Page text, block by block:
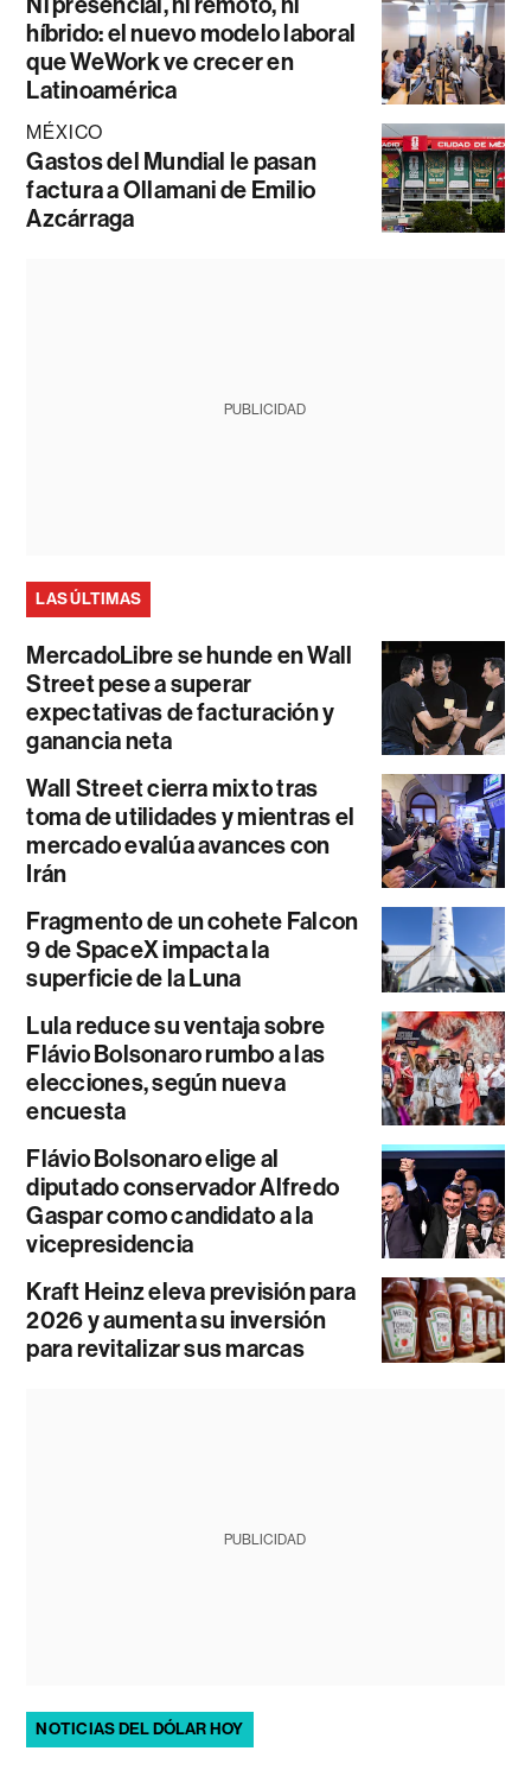
híbrido: el nuevo modelo laboral
que WeWork ve crecer en
Latinoamérica
MÉXICO
Gastos del Mundial le pasan
factura a Ollamani de Emilio
Azcárraga
PUBLICIDAD
LAS ÚLTIMAS
MercadoLibre se hunde en Wall
Street pese a superar
expectativas de facturación y
ganancia neta
Wall Street cierra mixto tras
toma de utilidades y mientras el
mercado evalúa avances con
Irán
Fragmento de un cohete Falcon
9 de SpaceX impacta la
superficie de la Luna
Lula reduce su ventaja sobre
Flávio Bolsonaro rumbo a las
elecciones, según nueva
encuesta
Flávio Bolsonaro elige al
diputado conservador Alfredo
Gaspar como candidato a la
vicepresidencia
Kraft Heinz eleva previsión para
2026 y aumenta su inversión
para revitalizar sus marcas
PUBLICIDAD
NOTICIAS DEL DÓLAR HOY